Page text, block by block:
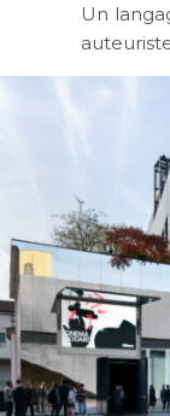
Un